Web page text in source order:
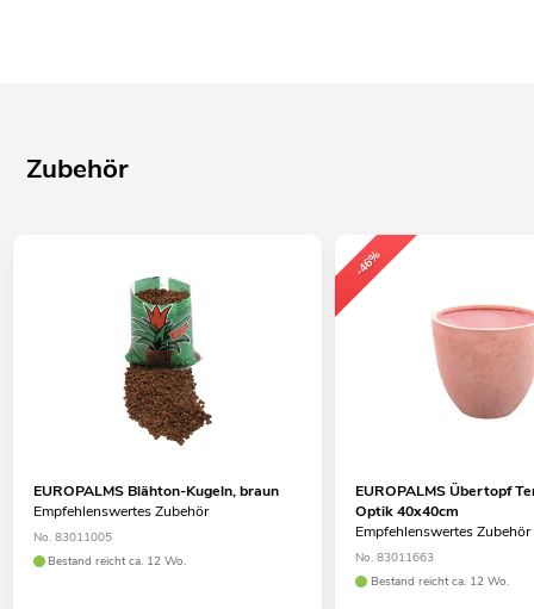
Zubehör
EUROPALMS Blähton-Kugeln, braun
Empfehlenswertes Zubehör
No. 83011005
Bestand reicht ca. 12 Wo.
-46%
EUROPALMS Übertopf
Optik 40x40cm
Empfehlenswertes Zubehör
No. 83011663
Bestand reicht ca. 12 Wo.